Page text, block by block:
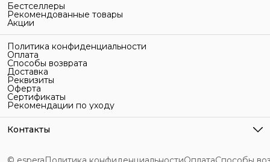
Бестселлеры
Рекомендованные товары
Акции
Политика конфиденциальности
Оплата
Способы возврата
Доставка
Реквизиты
Оферта
Сертификаты
Рекомендации по уходу
Контакты